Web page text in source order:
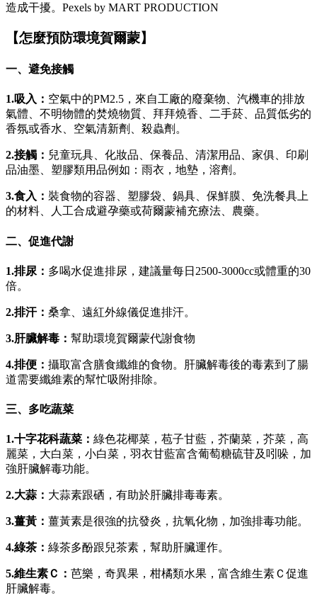
造成干擾。Pexels by MART PRODUCTION
【怎麼預防環境賀爾蒙】
一、避免接觸
1.吸入： 空氣中的PM2.5，來自工廠的廢棄物、汽機車的排放
氣體、不明物體的焚燒物質、拜拜燒香、二手菸、品質低劣的
香氛或香水、空氣清新劑、殺蟲劑。
2.接觸： 兒童玩具、化妝品、保養品、清潔用品、家俱、印刷
品油墨、塑膠類用品例如：雨衣，地墊，溶劑。
3.食入： 裝食物的容器、塑膠袋、鍋具、保鮮膜、免洗餐具上
的材料、人工合成避孕藥或荷爾蒙補充療法、農藥。
二、促進代謝
1.排尿： 多喝水促進排尿，建議量每日2500-3000cc或體重的30
倍。
2.排汗： 桑拿、遠紅外線儀促進排汗。
3.肝臟解毒： 幫助環境賀爾蒙代謝食物
4.排便： 攝取富含膳食纖維的食物。肝臟解毒後的毒素到了腸
道需要纖維素的幫忙吸附排除。
三、多吃蔬菜
1.十字花科蔬菜： 綠色花椰菜，苞子甘藍，芥蘭菜，芥菜，高
麗菜，大白菜，小白菜，羽衣甘藍富含葡萄糖硫苷及吲哚，加
強肝臟解毒功能。
2.大蒜： 大蒜素跟硒，有助於肝臟排毒毒素。
3.薑黃： 薑黃素是很強的抗發炎，抗氧化物，加強排毒功能。
4.綠茶： 綠茶多酚跟兒茶素，幫助肝臟運作。
5.維生素Ｃ： 芭樂，奇異果，柑橘類水果，富含維生素Ｃ促進
肝臟解毒。